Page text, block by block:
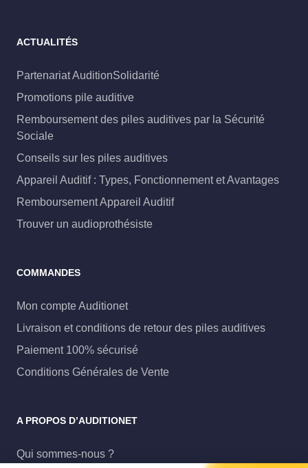
ACTUALITÉS
Partenariat AuditionSolidarité
Promotions pile auditive
Remboursement des piles auditives par la Sécurité
Sociale
Conseils sur les piles auditives
Appareil Auditif : Types, Fonctionnement et Avantages
Remboursement Appareil Auditif
Trouver un audioprothésiste
COMMANDES
Mon compte Auditionet
Livraison et conditions de retour des piles auditives
Paiement 100% sécurisé
Conditions Générales de Vente
A PROPOS D’AUDITIONET
Qui sommes-nous ?